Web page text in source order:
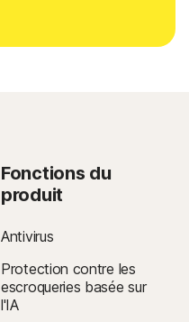
Fonctions du
produit
Antivirus
Protection contre les
escroqueries basée sur
l'IA